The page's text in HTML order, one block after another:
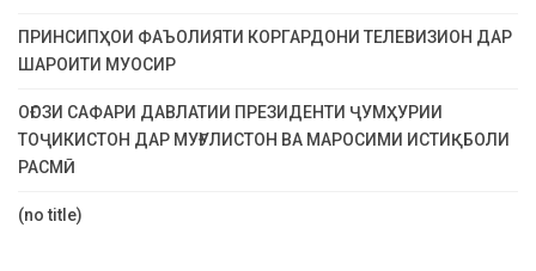
ПРИНСИПҲОИ ФАЪОЛИЯТИ КОРГАРДОНИ ТЕЛЕВИЗИОН ДАР
ШАРОИТИ МУОСИР
ОҒОЗИ САФАРИ ДАВЛАТИИ ПРЕЗИДЕНТИ ҶУМҲУРИИ
ТОҶИКИСТОН ДАР МУҒУЛИСТОН ВА МАРОСИМИ ИСТИҚБОЛИ
РАСМӢ
(no title)